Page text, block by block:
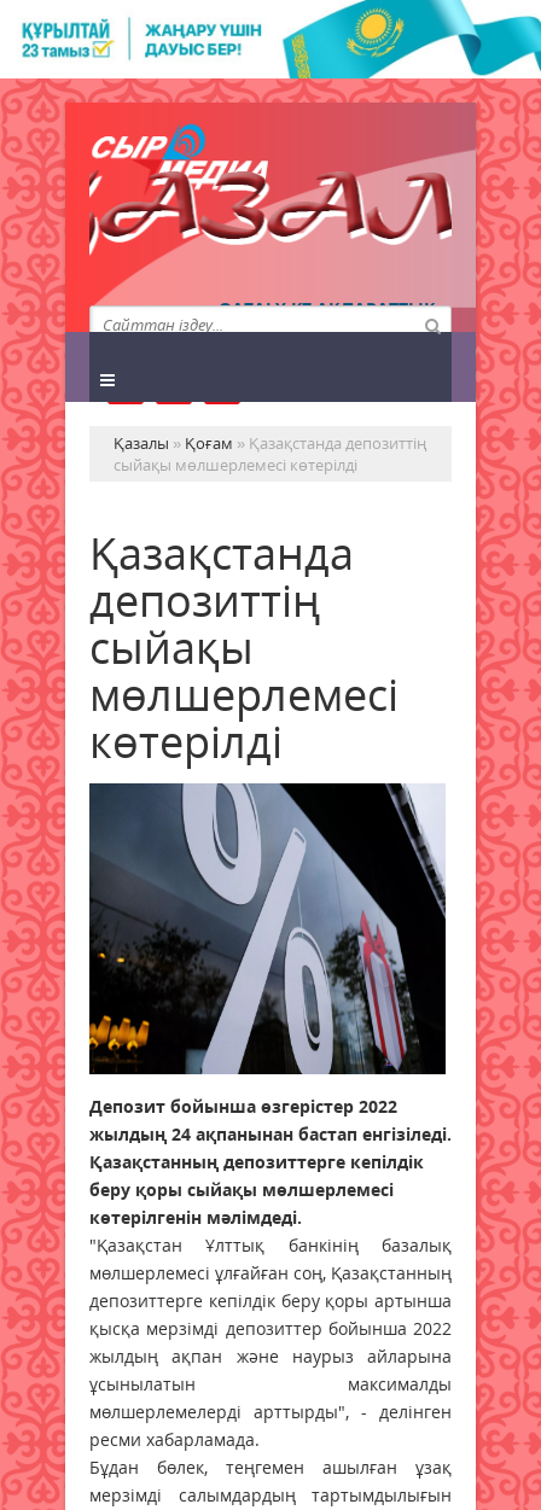
QAZALY.KZ АҚПАРАТТЫҚ
АГЕНТТІГІ
Қазалы » Қоғам » Қазақстанда депозиттің
сыйақы мөлшерлемесі көтерілді
Қазақстанда
депозиттің
сыйақы
мөлшерлемесі
көтерілді
Депозит бойынша өзгерістер 2022
жылдың 24 ақпанынан бастап енгізіледі.
Қазақстанның депозиттерге кепілдік
беру қоры сыйақы мөлшерлемесі
көтерілгенін мәлімдеді.
"Қазақстан Ұлттық банкінің базалық
мөлшерлемесі ұлғайған соң, Қазақстанның
депозиттерге кепілдік беру қоры артынша
қысқа мерзімді депозиттер бойынша 2022
жылдың ақпан және наурыз айларына
ұсынылатын максималды
мөлшерлемелерді арттырды", - делінген
ресми хабарламада.
Бұдан бөлек, теңгемен ашылған ұзақ
мерзімді салымдардың тартымдылығын